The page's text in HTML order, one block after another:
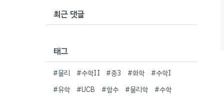
최근 댓글
태그
#물리 #수학II #중3 #화학
#수학I
#유학
#UCB #함수 #물리학 #수학